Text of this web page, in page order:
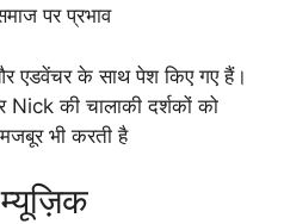
पर प्रभाव
एडवेंचर के साथ पेश किए गए हैं।
Nick की चालाकी दर्शकों को
भी करती है